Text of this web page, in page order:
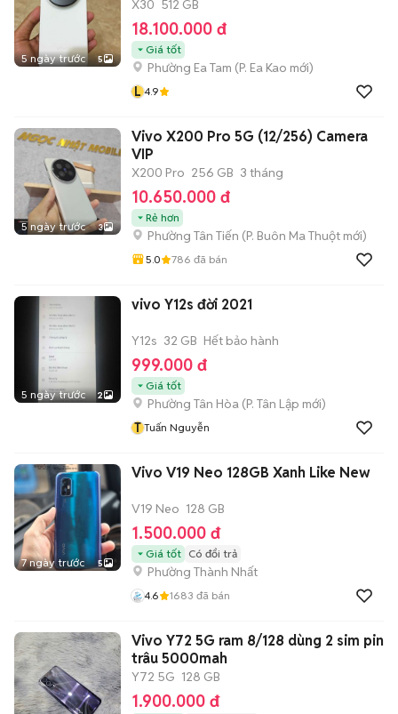
5 ngày trước 5
X30 512 GB
18.100.000 đ
Giá tốt
Phường Ea Tam (P. Ea Kao mới)
L 4.9
5 ngày trước 3
Vivo X200 Pro 5G (12/256) Camera
VIP
X200 Pro 256 GB 3 tháng
10.650.000 đ
Rẻ hơn
Phường Tân Tiến (P. Buôn Ma Thuột mới)
5.0 786 đã bán
5 ngày trước 2
vivo Y12s đời 2021
Y12s 32 GB Hết bảo hành
999.000 đ
Giá tốt
Phường Tân Hòa (P. Tân Lập mới)
T Tuấn Nguyễn
7 ngày trước 5
Vivo V19 Neo 128GB Xanh Like New
V19 Neo 128 GB
1.500.000 đ
Giá tốt Có đổi trả
Phường Thành Nhất
4.6 1683 đã bán
Vivo Y72 5G ram 8/128 dùng 2 sim pin
trâu 5000mah
Y72 5G 128 GB
1.900.000 đ